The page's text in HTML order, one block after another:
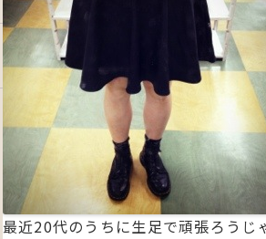
最近20代のうちに生足で頑張ろうじ